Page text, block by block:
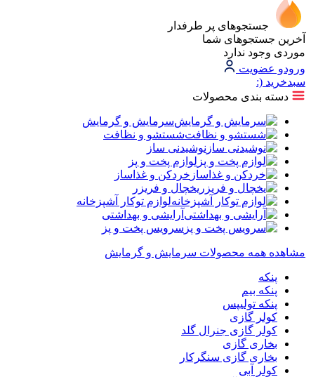
جستجوهای پر طرفدار
آخرین جستجوهای شما
موردی وجود ندارد
ورودو عضویت
سبد‌خرید (:
دسته بندی محصولات
سرمایش و گرمایش
شستشو و نظافت
نوشیدنی ساز
لوازم پخت و پز
خردکن و غذاساز
یخچال و فریزر
لوازم توکار آشپزخانه
آرایشی و بهداشتی
سرویس پخت و پز
مشاهده همه محصولات سرمایش و گرمایش
پنکه
پنکه بیم
پنکه تولیپس
کولر گازی
کولر گازی جنرال گلد
بخاری گازی
بخاری گازی سنگرکار
کولر آبی